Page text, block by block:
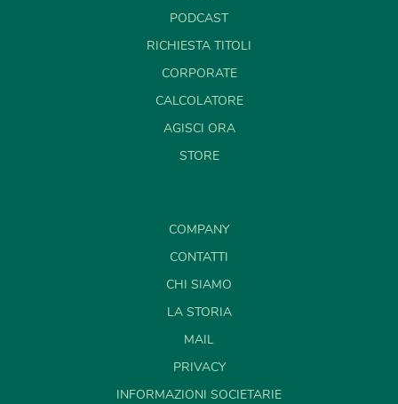
PODCAST
RICHIESTA TITOLI
CORPORATE
CALCOLATORE
AGISCI ORA
STORE
COMPANY
CONTATTI
CHI SIAMO
LA STORIA
MAIL
PRIVACY
INFORMAZIONI SOCIETARIE